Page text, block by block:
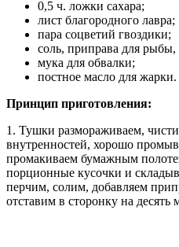
0,5 ч. ложки сахара;
лист благородного лавра;
пара соцветий гвоздики;
соль, приправа для рыбы,
мука для обвалки;
постное масло для жарки.
Принцип приготовления:
1. Тушки размораживаем,
внутренностей, хорошо
промакиваем бумажным
порционные кусочки и
перчим, солим, добавляем
отставим в сторонку на десять